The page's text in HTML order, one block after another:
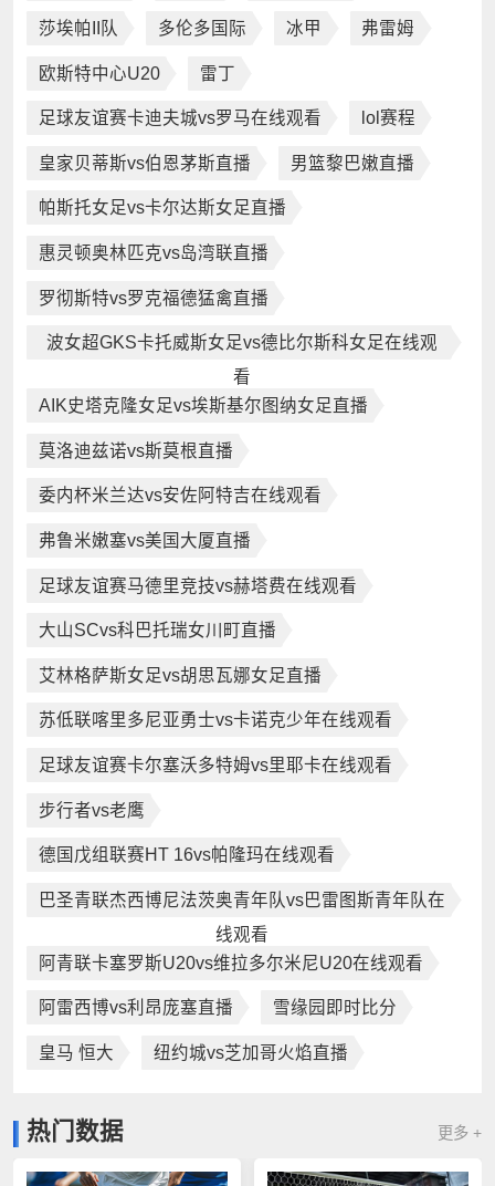
莎埃帕II队 多伦多国际 冰甲 弗雷姆
欧斯特中心U20 雷丁
足球友谊赛卡迪夫城vs罗马在线观看 lol赛程
皇家贝蒂斯vs伯恩茅斯直播 男篮黎巴嫩直播
帕斯托女足vs卡尔达斯女足直播
惠灵顿奥林匹克vs岛湾联直播
罗彻斯特vs罗克福德猛禽直播
波女超GKS卡托威斯女足vs德比尔斯科女足在线观
看
AIK史塔克隆女足vs埃斯基尔图纳女足直播
莫洛迪兹诺vs斯莫根直播
委内杯米兰达vs安佐阿特吉在线观看
弗鲁米嫩塞vs美国大厦直播
足球友谊赛马德里竞技vs赫塔费在线观看
大山SCvs科巴托瑞女川町直播
艾林格萨斯女足vs胡思瓦娜女足直播
苏低联喀里多尼亚勇士vs卡诺克少年在线观看
足球友谊赛卡尔塞沃多特姆vs里耶卡在线观看
步行者vs老鹰
德国戊组联赛HT 16vs帕隆玛在线观看
巴圣青联杰西博尼法茨奥青年队vs巴雷图斯青年队在
线观看
阿青联卡塞罗斯U20vs维拉多尔米尼U20在线观看
阿雷西博vs利昂庞塞直播 雪缘园即时比分
皇马 恒大 纽约城vs芝加哥火焰直播
热门数据 更多 +